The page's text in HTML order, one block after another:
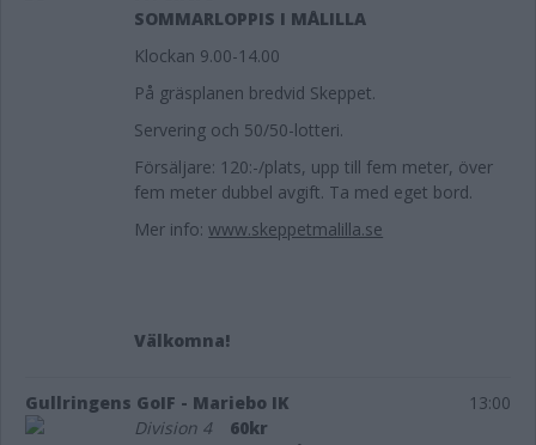
SOMMARLOPPIS I MÅLILLA
Klockan 9.00-14.00
På gräsplanen bredvid Skeppet.
Servering och 50/50-lotteri.
Försäljare: 120:-/plats, upp till fem meter, över
fem meter dubbel avgift. Ta med eget bord.
Mer info:www.skeppetmalilla.se
Välkomna!
Gullringens GoIF - Mariebo IK
13:00
Division 4
60kr